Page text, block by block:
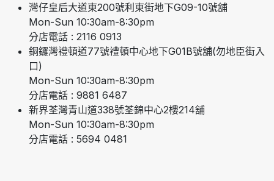
灣仔皇后大道東200號利東街地下G09-10號舖
Mon-Sun 10:30am-8:30pm
分店電話 : 2116 0913
銅鑼灣禮頓道77號禮頓中心地下G01B號舖(勿地臣街入
口)
Mon-Sun 10:30am-8:30pm
分店電話 : 9881 6487
新界荃灣青山道338號荃錦中心2樓214舖
Mon-Sun 10:30am-8:30pm
分店電話 : 5694 0481